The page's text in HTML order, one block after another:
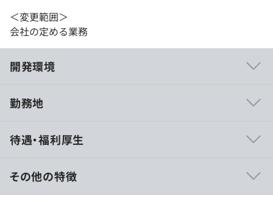
＜変更範囲＞
会社の定める業務
開発環境
「プロセスよりも人を重視する」という文化のもと、個々
発に取り組む環境が整っています。現在は「Scrap &
Build」のアプローチを採用し、試行錯誤を重ねながら、
勤務地
待遇・福利厚生
その他の特徴